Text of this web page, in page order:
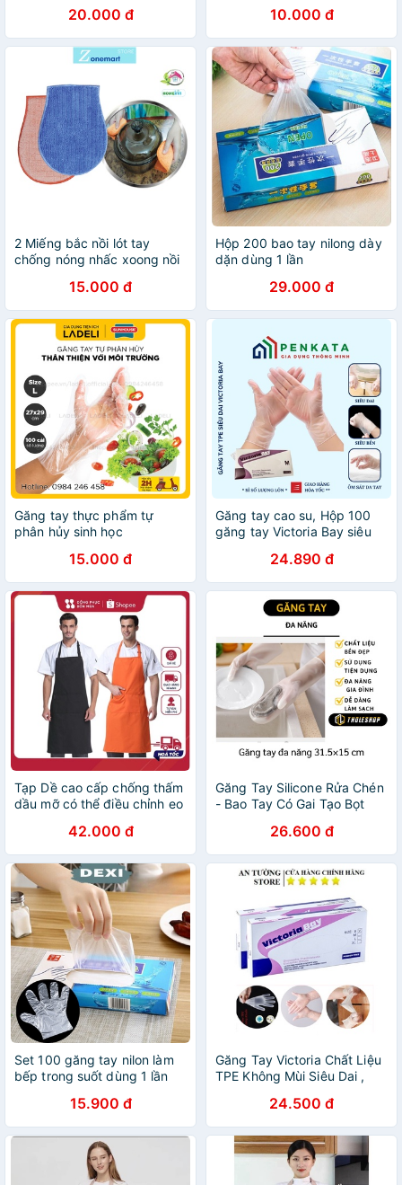
tay -Tạp dề Hàn Quốc
20.000 đ 10.000 đ
2 Miếng bắc nồi lót tay
chống nóng nhấc xoong nồi
15.000 đ
Hộp 200 bao tay nilong dày
dặn dùng 1 lần
29.000 đ
Găng tay thực phẩm tự
phân hủy sinh học
15.000 đ
Găng tay cao su, Hộp 100
găng tay Victoria Bay siêu
24.890 đ
Tạp Dề cao cấp chống thấm
dầu mỡ có thể điều chỉnh eo
hàng kèm video
42.000 đ
Găng Tay Silicone Rửa Chén
- Bao Tay Có Gai Tạo Bọt
Bếp 918926.600 đ
Set 100 găng tay nilon làm
bếp trong suốt dùng 1 lần
15.900 đ
Găng Tay Victoria Chất Liệu
TPE Không Mùi Siêu Dai ,
24.500 đ